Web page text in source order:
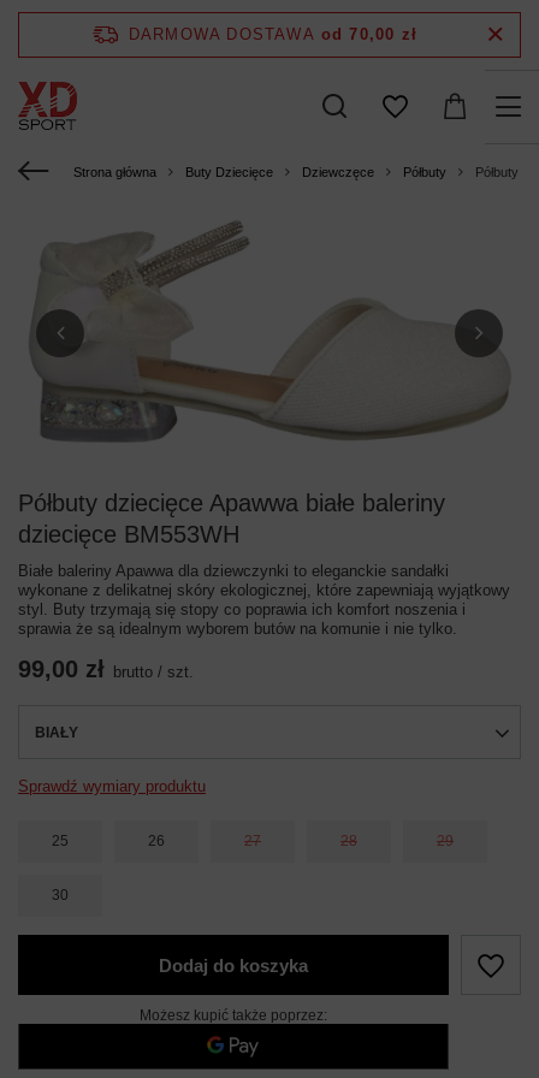
DARMOWA DOSTAWA od 70,00 zł
Strona główna Buty Dziecięce Dziewczęce Półbuty Półbuty
Półbuty dziecięce Apawwa białe baleriny
dziecięce BM553WH
Białe baleriny Apawwa dla dziewczynki to eleganckie sandałki
wykonane z delikatnej skóry ekologicznej, które zapewniają wyjątkowy
styl. Buty trzymają się stopy co poprawia ich komfort noszenia i
sprawia że są idealnym wyborem butów na komunie i nie tylko.
99,00 zł brutto / szt.
BIAŁY
Sprawdź wymiary produktu
25 26 27 28 29
30
Dodaj do koszyka
Możesz kupić także poprzez: